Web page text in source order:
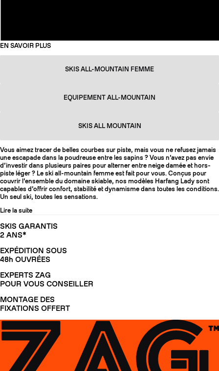
EN SAVOIR PLUS
SKIS ALL-MOUNTAIN FEMME
EQUIPEMENT ALL-MOUNTAIN
SKIS ALL MOUNTAIN
Vous aimez tracer de belles courbes sur piste, mais vous ne refusez jamais
une escapade dans la poudreuse entre les sapins ? Vous n’avez pas envie
d’investir dans plusieurs paires pour alterner entre neige damée et hors-
piste léger ? Le ski all-mountain femme est fait pour vous. Conçus pour
couvrir l’ensemble du domaine skiable, nos modèles Harfang Lady sont
capables d’offrir confort, stabilité et dynamisme dans toutes les conditions.
Un seul ski, toutes les sensations.
Lire la suite
SKIS GARANTIS
2 ANS*
EXPÉDITION SOUS
48h OUVRÉES
EXPERTS ZAG
POUR VOUS CONSEILLER
MONTAGE DES
FIXATIONS OFFERT